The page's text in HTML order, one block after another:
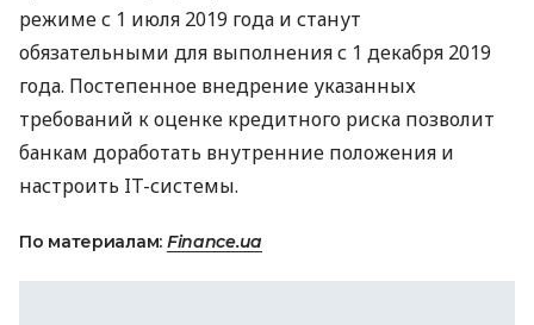
режиме с 1 июля 2019 года и станут
обязательными для выполнения с 1 декабря 2019
года. Постепенное внедрение указанных
требований к оценке кредитного риска позволит
банкам доработать внутренние положения и
настроить IT-системы.
По материалам: Finance.ua